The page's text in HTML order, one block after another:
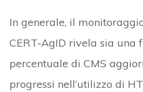
In generale, il
CERT-AgID rivela sia una
percentuale di CMS
progressi nell’utilizzo di